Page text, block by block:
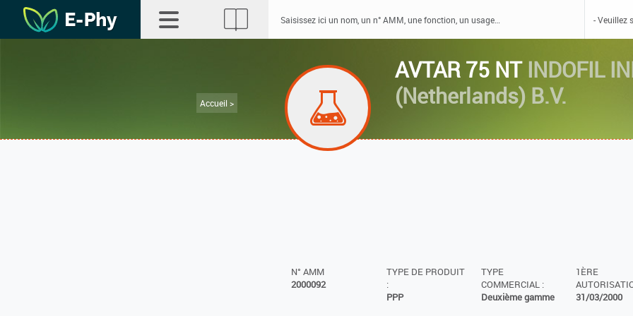
Accueil >
AVTAR 75 NTINDOFIL
(Netherlands) B.V.
N° AMM
2000092
TYPE DE PRODUIT
:
PPP
TYPE
COMMERCIAL :
Deuxième gamme
1ÈRE
31/03/2000